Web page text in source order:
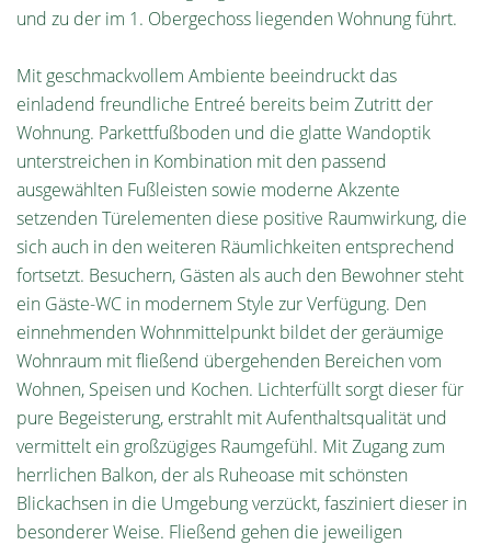
und zu der im 1. Obergechoss liegenden Wohnung führt.
Mit geschmackvollem Ambiente beeindruckt das
einladend freundliche Entreé bereits beim Zutritt der
Wohnung. Parkettfußboden und die glatte Wandoptik
unterstreichen in Kombination mit den passend
ausgewählten Fußleisten sowie moderne Akzente
setzenden Türelementen diese positive Raumwirkung, die
sich auch in den weiteren Räumlichkeiten entsprechend
fortsetzt. Besuchern, Gästen als auch den Bewohner steht
ein Gäste-WC in modernem Style zur Verfügung. Den
einnehmenden Wohnmittelpunkt bildet der geräumige
Wohnraum mit fließend übergehenden Bereichen vom
Wohnen, Speisen und Kochen. Lichterfüllt sorgt dieser für
pure Begeisterung, erstrahlt mit Aufenthaltsqualität und
vermittelt ein großzügiges Raumgefühl. Mit Zugang zum
herrlichen Balkon, der als Ruheoase mit schönsten
Blickachsen in die Umgebung verzückt, fasziniert dieser in
besonderer Weise. Fließend gehen die jeweiligen